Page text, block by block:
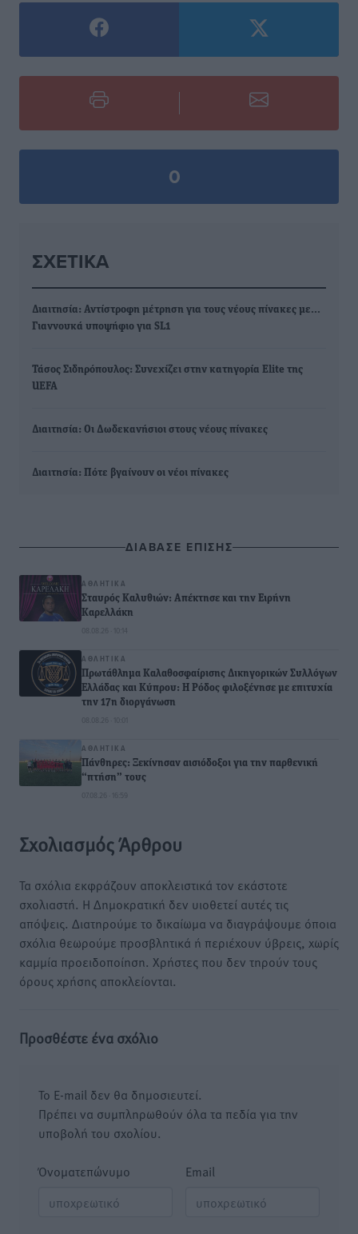
0
ΣΧΕΤΙΚΆ
Διαιτησία: Αντίστροφη μέτρηση για τους νέους πίνακες με…
Γιαννουκά υποψήφιο για SL1
Τάσος Σιδηρόπουλος: Συνεχίζει στην κατηγορία Elite της
UEFA
Διαιτησία: Οι Δωδεκανήσιοι στους νέους πίνακες
Διαιτησία: Πότε βγαίνουν οι νέοι πίνακες
ΔΙΑΒΑΣΕ ΕΠΙΣΗΣ
ΑΘΛΗΤΙΚΆ
Σταυρός Καλυθιών: Απέκτησε και την Ειρήνη
Καρελλάκη
08.08.26 · 10:14
ΑΘΛΗΤΙΚΆ
Πρωτάθλημα Καλαθοσφαίρισης Δικηγορικών Συλλόγων
Ελλάδας και Κύπρου: Η Ρόδος φιλοξένησε με επιτυχία
την 17η διοργάνωση
08.08.26 · 10:01
ΑΘΛΗΤΙΚΆ
Πάνθηρες: Ξεκίνησαν αισιόδοξοι για την παρθενική
“πτήση” τους
07.08.26 · 16:59
Σχολιασμός Άρθρου
Τα σχόλια εκφράζουν αποκλειστικά τον εκάστοτε
σχολιαστή. Η Δημοκρατική δεν υιοθετεί αυτές τις
απόψεις. Διατηρούμε το δικαίωμα να διαγράψουμε όποια
σχόλια θεωρούμε προσβλητικά ή περιέχουν ύβρεις, χωρίς
καμμία προειδοποίηση. Χρήστες που δεν τηρούν τους
όρους χρήσης αποκλείονται.
Προσθέστε ένα σχόλιο
Το E-mail δεν θα δημοσιευτεί.
Πρέπει να συμπληρωθούν όλα τα πεδία για την
υποβολή του σχολίου.
Όνοματεπώνυμο Email